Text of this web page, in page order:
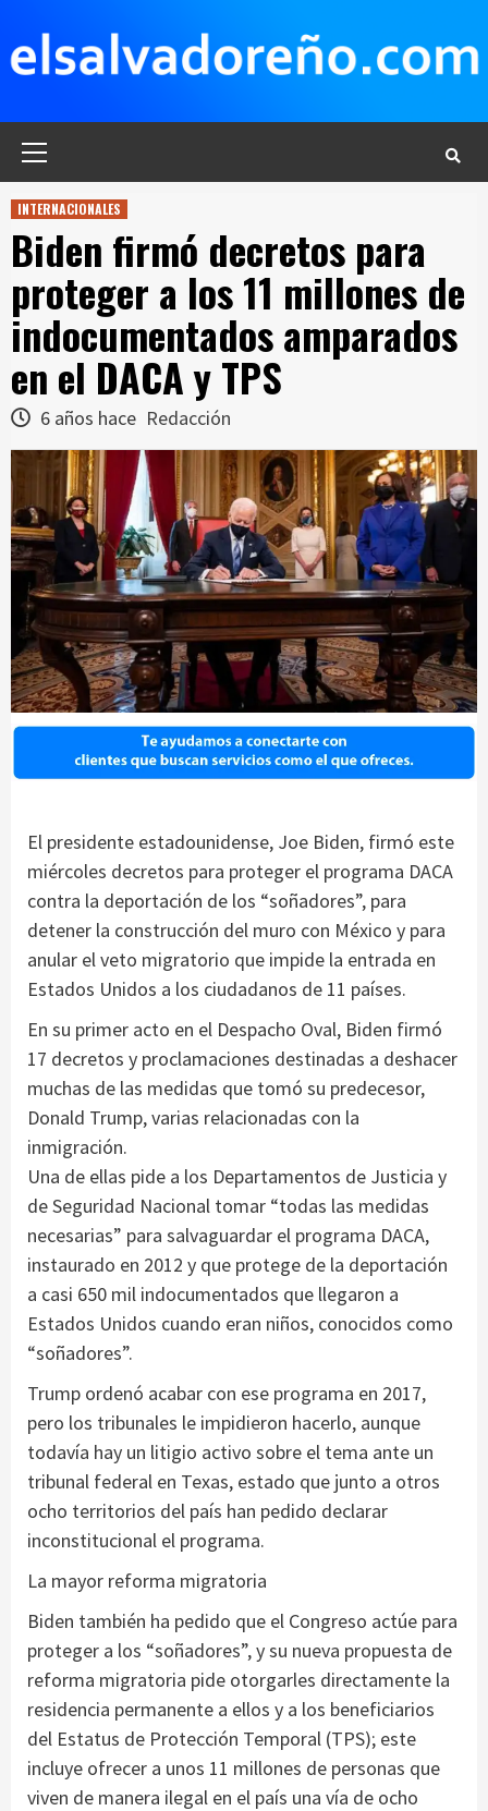
contenido
INTERNACIONALES
Biden firmó decretos para
proteger a los 11 millones de
indocumentados amparados
en el DACA y TPS
6 años hace Redacción
El presidente estadounidense, Joe Biden, firmó este
miércoles decretos para proteger el programa DACA
contra la deportación de los “soñadores”, para
detener la construcción del muro con México y para
anular el veto migratorio que impide la entrada en
Estados Unidos a los ciudadanos de 11 países.
En su primer acto en el Despacho Oval, Biden firmó
17 decretos y proclamaciones destinadas a deshacer
muchas de las medidas que tomó su predecesor,
Donald Trump, varias relacionadas con la
inmigración.
Una de ellas pide a los Departamentos de Justicia y
de Seguridad Nacional tomar “todas las medidas
necesarias” para salvaguardar el programa DACA,
instaurado en 2012 y que protege de la deportación
a casi 650 mil indocumentados que llegaron a
Estados Unidos cuando eran niños, conocidos como
“soñadores”.
Trump ordenó acabar con ese programa en 2017,
pero los tribunales le impidieron hacerlo, aunque
todavía hay un litigio activo sobre el tema ante un
tribunal federal en Texas, estado que junto a otros
ocho territorios del país han pedido declarar
inconstitucional el programa.
La mayor reforma migratoria
Biden también ha pedido que el Congreso actúe para
proteger a los “soñadores”, y su nueva propuesta de
reforma migratoria pide otorgarles directamente la
residencia permanente a ellos y a los beneficiarios
del Estatus de Protección Temporal (TPS); este
incluye ofrecer a unos 11 millones de personas que
viven de manera ilegal en el país una vía de ocho